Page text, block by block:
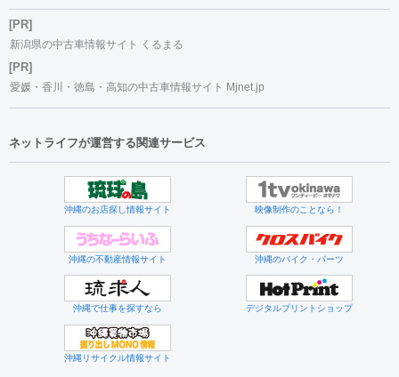
[PR]
新潟県の中古車情報サイト くるまる
[PR]
愛媛・香川・徳島・高知の中古車情報サイト Mjnet.jp
ネットライフが運営する関連サービス
沖縄のお店探し情報サイト 映像制作のことなら！
沖縄の不動産情報サイト 沖縄のバイク・パーツ
沖縄で仕事を探すなら デジタルプリントショップ
沖縄リサイクル情報サイト